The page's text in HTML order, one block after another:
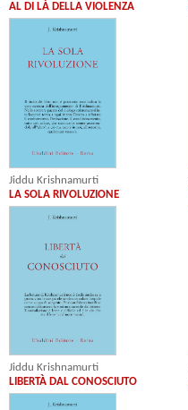
AL DI LÀ DELLA VIOLENZA
Jiddu Krishnamurti
LA SOLA RIVOLUZIONE
Jiddu Krishnamurti
LIBERTÀ DAL CONOSCIUTO